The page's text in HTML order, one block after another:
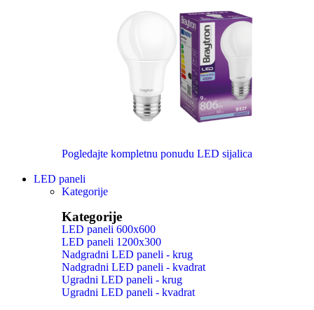
Pogledajte kompletnu ponudu LED sijalica
LED paneli
Kategorije
Kategorije
LED paneli 600x600
LED paneli 1200x300
Nadgradni LED paneli - krug
Nadgradni LED paneli - kvadrat
Ugradni LED paneli - krug
Ugradni LED paneli - kvadrat